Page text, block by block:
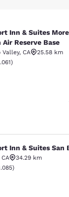
Suites
Inn & Suites
Air Reserve Base
Valley, CA
25.58 km
3.54 estrelas.
)
Suites
Inn & Suites San
CA
34.29 km
3.82 estrelas.
)